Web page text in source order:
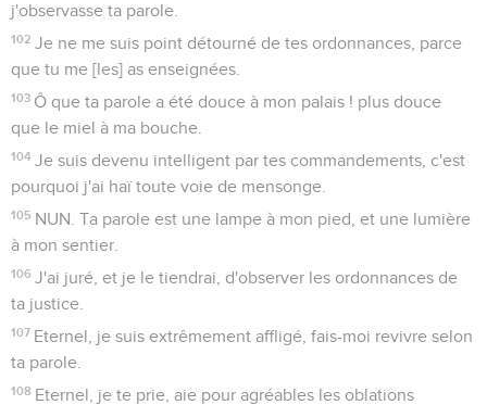
j'observasse ta parole.
102 Je ne me suis point détourné de tes ordonnances, parce
que tu me [les] as enseignées.
103 Ô que ta parole a été douce à mon palais ! plus douce
que le miel à ma bouche.
104 Je suis devenu intelligent par tes commandements, c'est
pourquoi j'ai haï toute voie de mensonge.
105 NUN. Ta parole est une lampe à mon pied, et une lumière
à mon sentier.
106 J'ai juré, et je le tiendrai, d'observer les ordonnances de
ta justice.
107 Eternel, je suis extrêmement affligé, fais-moi revivre selon
ta parole.
108 Eternel, je te prie, aie pour agréables les oblations